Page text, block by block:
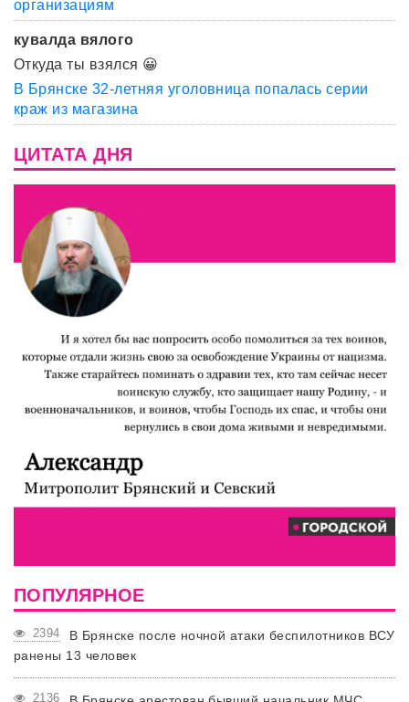
организациям
кувалда вялого
Откуда ты взялся 😀
В Брянске 32-летняя уголовница попалась серии
краж из магазина
ЦИТАТА ДНЯ
ПОПУЛЯРНОЕ
2394
В Брянске после ночной атаки беспилотников ВСУ
ранены 13 человек
2136